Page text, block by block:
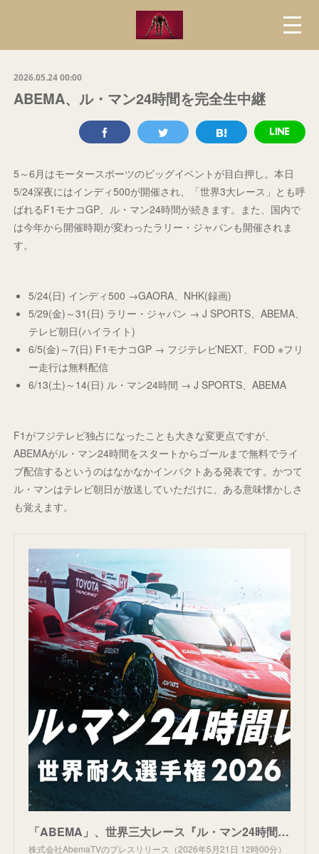
2026.05.24 00:00
ABEMA、ル・マン24時間を完全生中継
5～6月はモータースポーツのビッグイベントが目白押し。本日
5/24深夜にはインディ500が開催され、「世界3大レース」とも呼
ばれるF1モナコGP、ル・マン24時間が続きます。また、国内で
は今年から開催時期が変わったラリー・ジャパンも開催されま
す。
5/24(日) インディ500 →GAORA、NHK(録画)
5/29(金)～31(日) ラリー・ジャパン → J SPORTS、ABEMA、
テレビ朝日(ハイライト)
6/5(金)～7(日) F1モナコGP → フジテレビNEXT、FOD ※フリ
ー走行は無料配信
6/13(土)～14(日) ル・マン24時間 → J SPORTS、ABEMA
F1がフジテレビ独占になったことも大きな変更点ですが、
ABEMAがル・マン24時間をスタートからゴールまで無料でライ
ブ配信するというのはなかなかインパクトある発表です。かつて
ル・マンはテレビ朝日が放送していただけに、ある意味懐かしさ
も覚えます。
「ABEMA」、世界三大レース『ル・マン24時間レース』を国内初24時間完全無料生中継！6月13日（土）22時30分より放送開始！いつでもレースを振り返れるハイライト映像も随時配信
株式会社AbemaTVのプレスリリース（2026年5月21日 12時00分）